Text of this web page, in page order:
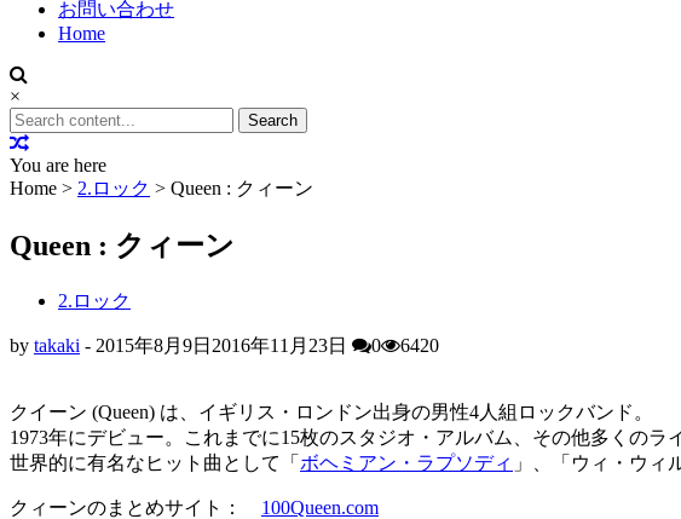
お問い合わせ
Home
×
Search
for:
You are here
Home > 2.ロック > Queen : クィーン
Queen : クィーン
2.ロック
by takaki - 2015年8月9日 2016年11月23日 0 6420
クイーン (Queen) は、イギリス・ロンドン出身の男性4人組ロックバンド。
1973年にデビュー。これまでに15枚のスタジオ・アルバム、その他多くのラ
世界的に有名なヒット曲として「 ボヘミアン・ラプソディ 」、「ウィ・ウィ
クィーンのまとめサイト： 100Queen.com